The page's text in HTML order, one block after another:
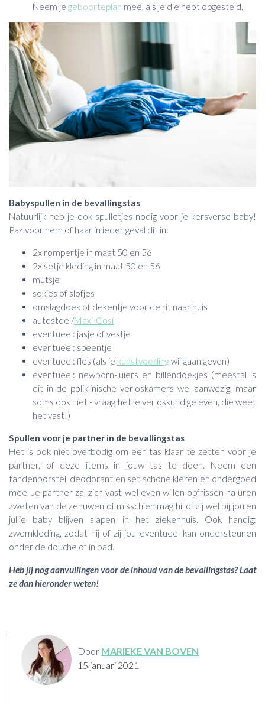
Neem je geboorteplan mee, als je die hebt opgesteld.
Babyspullen in de bevallingstas
Natuurlijk heb je ook spulletjes nodig voor je kersverse baby!
Pak voor hem of haar in ieder geval dit in:
2x rompertje in maat 50 en 56
2x setje kleding in maat 50 en 56
mutsje
sokjes of slofjes
omslagdoek of dekentje voor de rit naar huis
autostoel/Maxi-Cosi
eventueel: jasje of vestje
eventueel: speentje
eventueel: fles (als je kunstvoedingwil gaan geven)
eventueel: newborn-luiers en billendoekjes (meestal is
dit in de poliklinische verloskamers wel aanwezig, maar
soms ook niet - vraag het je verloskundige even, die weet
het vast!)
Spullen voor je partner in de bevallingstas
Het is ook niet overbodig om een tas klaar te zetten voor je
partner, of deze items in jouw tas te doen. Neem een
tandenborstel, deodorant en set schone kleren en ondergoed
mee. Je partner zal zich vast wel even willen opfrissen na uren
zweten van de zenuwen of misschien mag hij of zij wel bij jou en
jullie baby blijven slapen in het ziekenhuis. Ook handig:
zwemkleding, zodat hij of zij jou eventueel kan ondersteunen
onder de douche of in bad.
Heb jij nog aanvullingen voor de inhoud van de bevallingstas? Laat
ze dan hieronder weten!
Door MARIEKE VAN BOVEN
15 januari 2021